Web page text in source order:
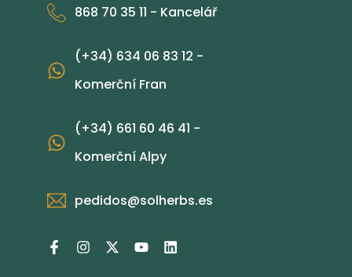
868 70 35 11 - Kancelář
(+34) 634 06 83 12 -
Komerční Fran
(+34) 661 60 46 41 -
Komerční Alpy
pedidos@solherbs.es